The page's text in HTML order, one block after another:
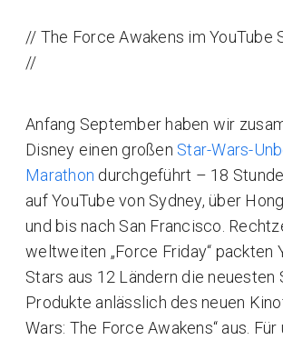
// The Force Awakens im YouTube
//
Anfang September haben wir
Disney einen großen Star-Wars-
Marathon durchgeführt – 18
auf YouTube von Sydney, über
und bis nach San Francisco.
weltweiten „Force Friday“ packten
Stars aus 12 Ländern die neuesten
Produkte anlässlich des neuen
Wars: The Force Awakens“ aus. Für